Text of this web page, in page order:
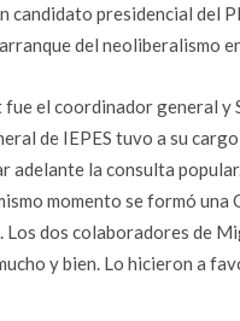
candidato presidencial del
del neoliberalismo
el coordinador general y
de IEPES tuvo a su
adelante la consulta
momento se formó
Los dos colaboradores de
y bien. Lo hicieron a